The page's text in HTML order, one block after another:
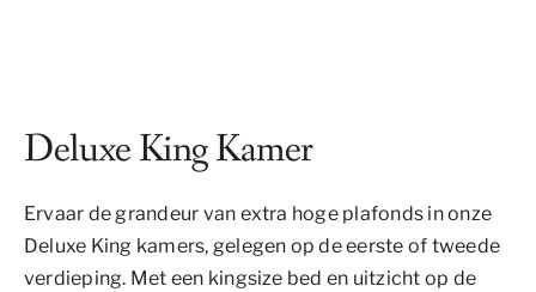
Deluxe King Kamer
Ervaar de grandeur van extra hoge plafonds in onze
Deluxe King kamers, gelegen op de eerste of tweede
verdieping. Met een kingsize bed en uitzicht op de